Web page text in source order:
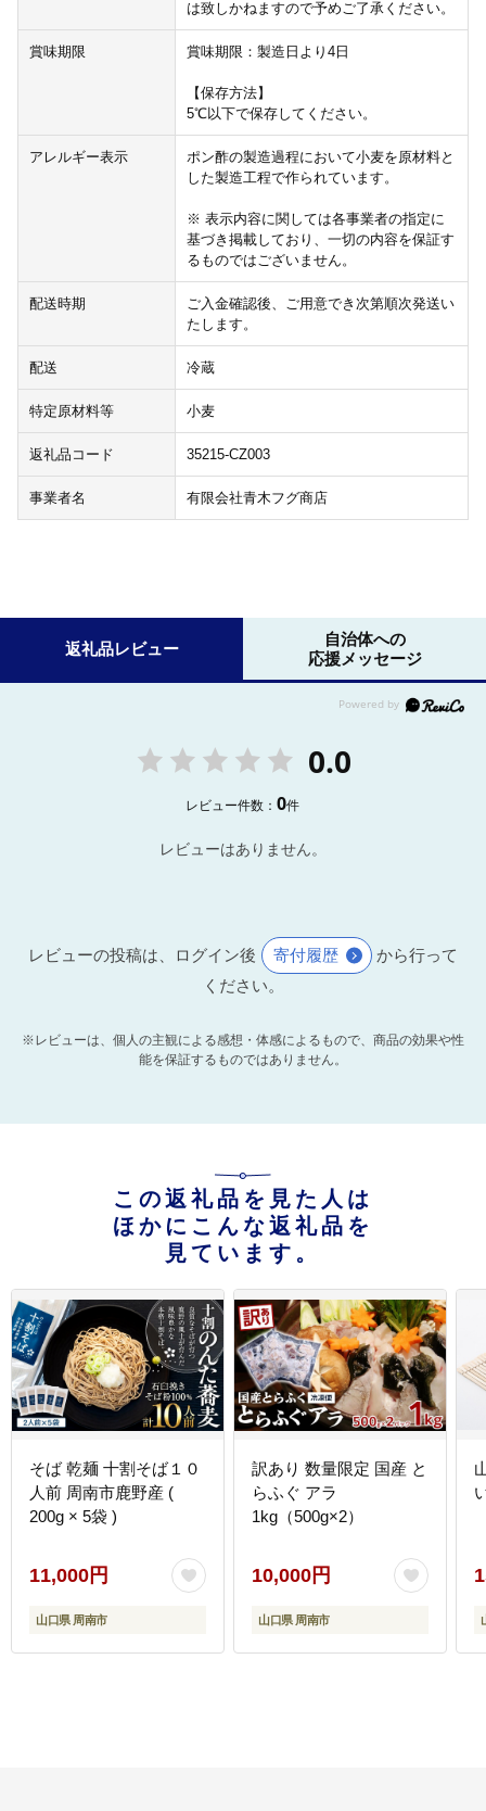
は致しかねますので予めご了承ください。
賞味期限 賞味期限：製造日より4日
【保存方法】
5℃以下で保存してください。
アレルギー表示
ポン酢の製造過程において小麦を原材料と
した製造工程で作られています。
※ 表示内容に関しては各事業者の指定に
基づき掲載しており、一切の内容を保証す
るものではございません。
配送時期
ご入金確認後、ご用意でき次第順次発送い
たします。
配送 冷蔵
特定原材料等 小麦
返礼品コード 35215-CZ003
事業者名 有限会社青木フグ商店
返礼品レビュー
自治体への
応援メッセージ
0.0
レビュー件数：0件
レビューはありません。
レビューの投稿は、ログイン後 寄付履歴
から行って
ください。
※レビューは、個人の主観による感想・体感によるもので、商品の効果や性
能を保証するものではありません。
この返礼品を見た人は
ほかにこんな返礼品を
見ています。
そば 乾麺 十割そば１０
人前 周南市鹿野産 (
200g × 5袋 )
11,000円
山口県 周南市
訳あり 数量限定 国産 と
らふぐ アラ
1kg（500g×2）
10,000円
山口県 周南市